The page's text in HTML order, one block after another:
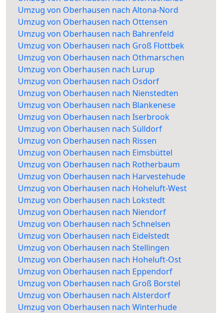
Umzug von Oberhausen nach Altona-Nord
Umzug von Oberhausen nach Ottensen
Umzug von Oberhausen nach Bahrenfeld
Umzug von Oberhausen nach Groß Flottbek
Umzug von Oberhausen nach Othmarschen
Umzug von Oberhausen nach Lurup
Umzug von Oberhausen nach Osdorf
Umzug von Oberhausen nach Nienstedten
Umzug von Oberhausen nach Blankenese
Umzug von Oberhausen nach Iserbrook
Umzug von Oberhausen nach Sülldorf
Umzug von Oberhausen nach Rissen
Umzug von Oberhausen nach Eimsbüttel
Umzug von Oberhausen nach Rotherbaum
Umzug von Oberhausen nach Harvestehude
Umzug von Oberhausen nach Hoheluft-West
Umzug von Oberhausen nach Lokstedt
Umzug von Oberhausen nach Niendorf
Umzug von Oberhausen nach Schnelsen
Umzug von Oberhausen nach Eidelstedt
Umzug von Oberhausen nach Stellingen
Umzug von Oberhausen nach Hoheluft-Ost
Umzug von Oberhausen nach Eppendorf
Umzug von Oberhausen nach Groß Borstel
Umzug von Oberhausen nach Alsterdorf
Umzug von Oberhausen nach Winterhude